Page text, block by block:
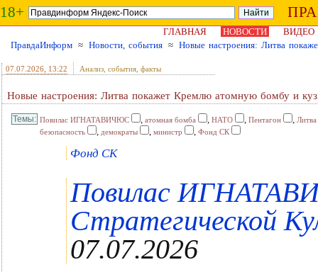
18+
ГЛАВНАЯ НОВОСТИ
ВИДЕО
ПравдаИнформ ≈ Новости, события ≈ Новые настроения: Литва
07.07.2026 , 13:22 Анализ, события, факты
Новые настроения: Литва покажет Кремлю атомную бомбу и
Повилас ИГНАТАВИЧЮС , атомная бомба , НАТО , Пентагон , Литва
безопасность
, демократы , министр , Фонд СК
Фонд СК
Повилас
Стратегической
07.07.2026